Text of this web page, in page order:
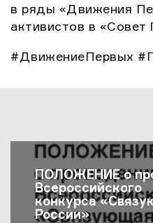
в ряды «Движения
активистов в «Совет
#ДвижениеПервых
Последние
ПОЛОЖЕНИЕ о
Всероссийского
конкурса
России»